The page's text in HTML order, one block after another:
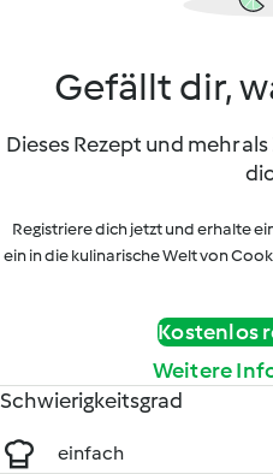
Gefällt dir,
Dieses Rezept und mehr
Registriere dich jetzt und erhalte
ein in die kulinarische Welt von
Kostenlos
Weitere
Schwierigkeitsgrad
einfach